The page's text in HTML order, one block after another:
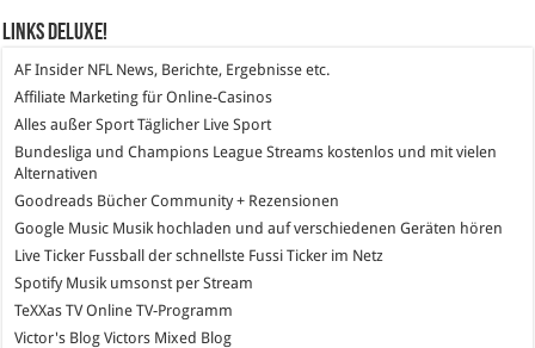
Links DeLuXe!
AF Insider NFL News, Berichte, Ergebnisse etc.
Affiliate Marketing für Online-Casinos
Alles außer SportTäglicher Live Sport
Bundesliga und Champions League Streams kostenlos und mit vielen
Alternativen
Goodreads Bücher Community + Rezensionen
Google Music Musik hochladen und auf verschiedenen Geräten hören
Live Ticker Fussball
der schnellste Fussi Ticker im Netz
SpotifyMusik umsonst per Stream
TeXXas TVOnline TV-Programm
Victor's Blog Victors Mixed Blog